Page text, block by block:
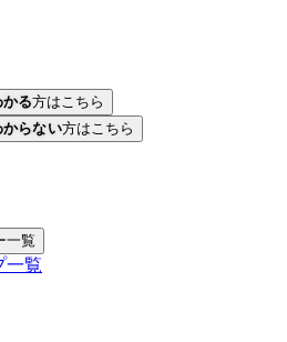
かる方はこちら
からない方はこちら
一覧
一覧